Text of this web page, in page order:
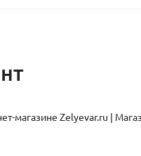
магазине Zelyevar.ru |